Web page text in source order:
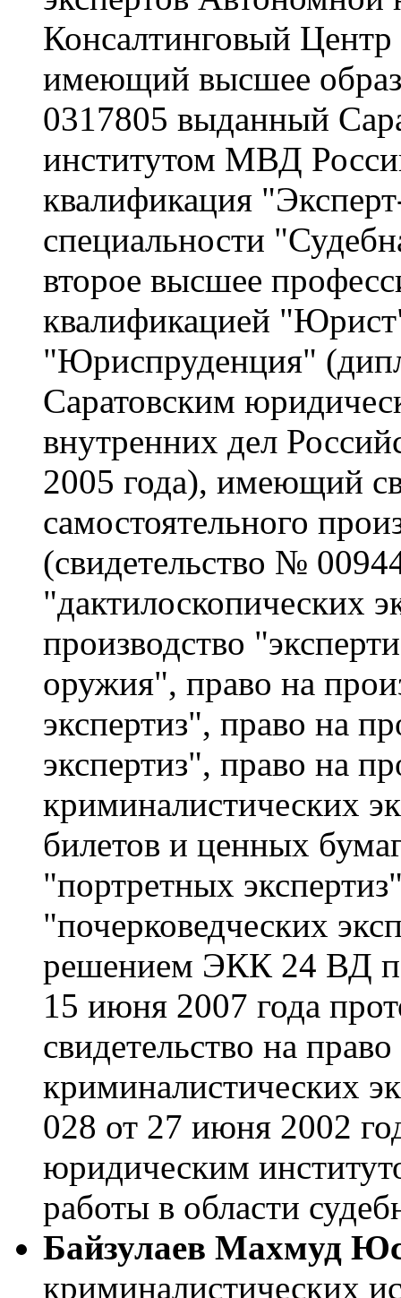
Консалтинговый Центр
имеющий высшее
0317805 выданный
институтом МВД
квалификация
специальности
второе высшее
квалификацией
"Юриспруденция"
Саратовским
внутренних дел
2005 года), имеющий
самостоятельного
(свидетельство №
"дактилоскопических
производство
оружия", право на
экспертиз", право на
экспертиз", право на
криминалистических
билетов и ценных
"портретных
"почерковедческих
решением ЭКК 24 ВД
15 июня 2007 года
свидетельство на
криминалистических
028 от 27 июня 2002
юридическим
работы в области
Байзулаев Махмуд
криминалистических